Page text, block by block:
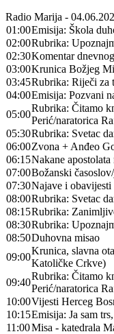
Radio Marija -
01:00Emisija: Škola
02:00Rubrika:
02:30Komentar
03:00Krunica Božjeg
03:45Rubrika: Riječi za
04:00Emisija: Pozvani
05:00
Rubrika: Čitamo
Perić/naratorica
05:30Rubrika: Svetac
06:00Zvona + Anđeo
06:15Nakane
07:00Božanski
07:30Najave i
08:00Rubrika: Svetac
08:15Rubrika:
08:30Rubrika:
08:50Duhovna misao
09:00
Krunica, slavna
Katoličke Crkve)
09:40
Rubrika: Čitamo
Perić/naratorica
10:00Vijesti Herceg
10:15Emisija: Ja sam
11:00Misa - katedrala